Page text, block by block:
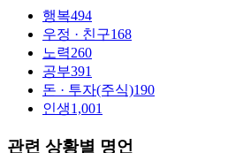
행복494
우정 · 친구168
노력260
공부391
돈 · 투자(주식)190
인생1,001
관련 상황별 명언